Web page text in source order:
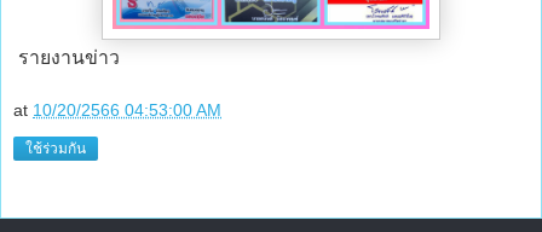
รายงานข่าว
at 10/20/2566 04:53:00 AM
ใช้ร่วมกัน